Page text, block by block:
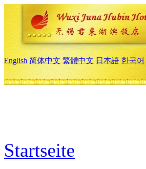
English 简体中文 繁體中文 日本語 한국어
Startseite